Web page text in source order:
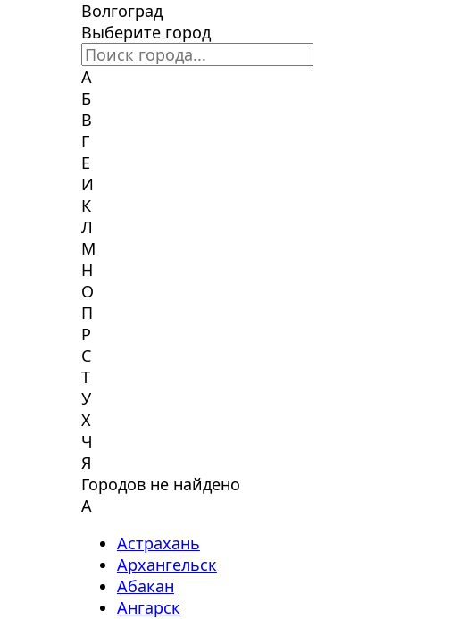
Волгоград
Выберите город
А
Б
В
Г
Е
И
К
Л
М
Н
О
П
Р
С
Т
У
Х
Ч
Я
Городов не найдено
А
Астрахань
Архангельск
Абакан
Ангарск